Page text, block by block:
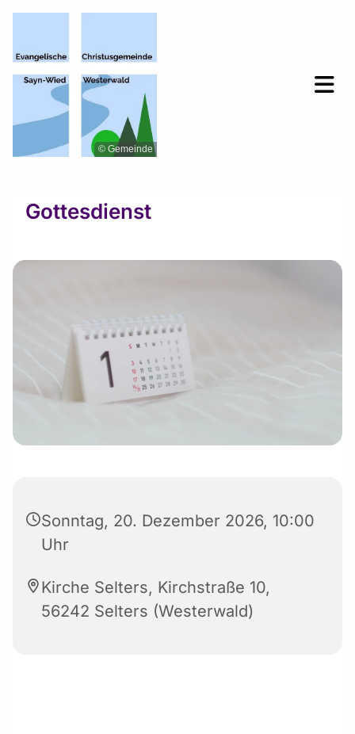
© Gemeinde
Gottesdienst
Sonntag, 20. Dezember 2026, 10:00
Uhr
Kirche Selters, Kirchstraße 10,
56242 Selters (Westerwald)